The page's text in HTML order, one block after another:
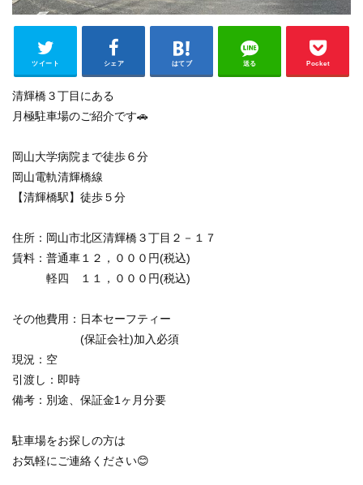
ツイート シェア はてブ 送る Pocket
清輝橋３丁目にある
月極駐車場のご紹介です🚗
岡山大学病院まで徒歩６分
岡山電軌清輝橋線
【清輝橋駅】徒歩５分
住所：岡山市北区清輝橋３丁目２－１７
賃料：普通車１２，０００円(税込)
軽四 １１，０００円(税込)
その他費用：日本セーフティー
(保証会社)加入必須
現況：空
引渡し：即時
備考：別途、保証金1ヶ月分要
駐車場をお探しの方は
お気軽にご連絡ください😊